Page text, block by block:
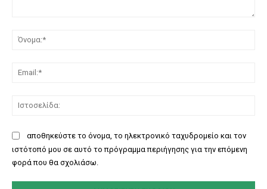
αποθηκεύστε το όνομα, το ηλεκτρονικό ταχυδρομείο και τον
ιστότοπό μου σε αυτό το πρόγραμμα περιήγησης για την επόμενη
φορά που θα σχολιάσω.